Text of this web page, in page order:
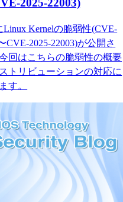
2025-22003)
Linux Kernelの脆弱性(CVE-
CVE-2025-22003)が公開さ
回はこちらの脆弱性の概要
トリビューションの対応に
す。